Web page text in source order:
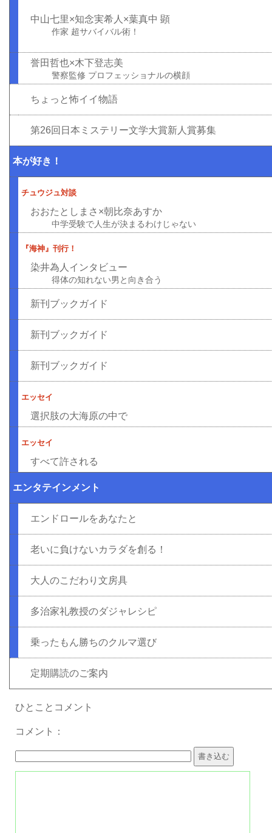
中山七里×知念実希人×葉真中 顕
作家 超サバイバル術！
誉田哲也×木下登志美
警察監修 プロフェッショナルの横顔
ちょっと怖イイ物語
第26回日本ミステリー文学大賞新人賞募集
本が好き！
チュウジュ対談
おおたとしまさ×朝比奈あすか
中学受験で人生が決まるわけじゃない
『海神』刊行！
染井為人インタビュー
得体の知れない男と向き合う
新刊ブックガイド
新刊ブックガイド
新刊ブックガイド
エッセイ
選択肢の大海原の中で
エッセイ
すべて許される
エンタテインメント
エンドロールをあなたと
老いに負けないカラダを創る！
大人のこだわり文房具
多治家礼教授のダジャレシピ
乗ったもん勝ちのクルマ選び
定期購読のご案内
ひとことコメント
コメント：